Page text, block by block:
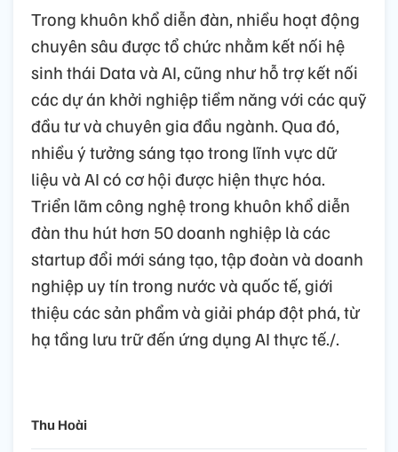
Trong khuôn khổ diễn đàn, nhiều hoạt động
chuyên sâu được tổ chức nhằm kết nối hệ
sinh thái Data và AI, cũng như hỗ trợ kết nối
các dự án khởi nghiệp tiềm năng với các quỹ
đầu tư và chuyên gia đầu ngành. Qua đó,
nhiều ý tưởng sáng tạo trong lĩnh vực dữ
liệu và AI có cơ hội được hiện thực hóa.
Triển lãm công nghệ trong khuôn khổ diễn
đàn thu hút hơn 50 doanh nghiệp là các
startup đổi mới sáng tạo, tập đoàn và doanh
nghiệp uy tín trong nước và quốc tế, giới
thiệu các sản phẩm và giải pháp đột phá, từ
hạ tầng lưu trữ đến ứng dụng AI thực tế./.
Thu Hoài